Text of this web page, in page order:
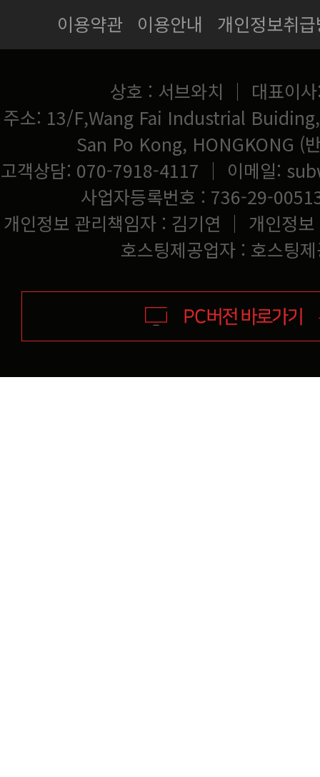
이용약관 이용안내 개인정보취
상호 : 서브와치 ｜ 대표이
San Po Kong, HONGKONG (
고객상담: 070-7918-4117 ｜ 이메일:
사업자등록번호 : 736-29-
개인정보 관리책임자 : 김기연 ｜ 개인정
호스팅제공업자 : 호스팅